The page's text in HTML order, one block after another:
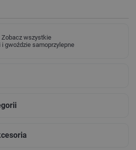
użytku.
Zobacz wszystkie
i gwoździe samoprzylepne